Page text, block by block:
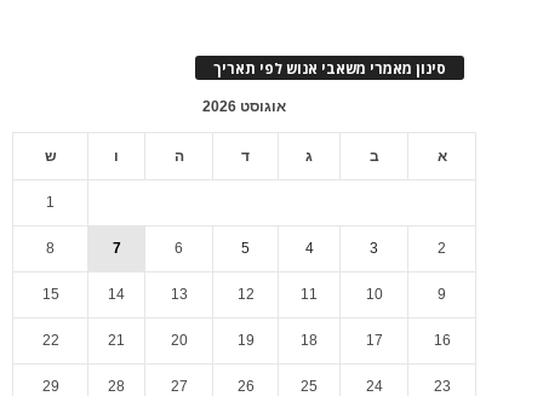
סינון מאמרי משאבי אנוש לפי תאריך
אוגוסט 2026
א ב ג ד ה ו ש
1
2
3
4
5
6
7
8
9
10
11
12
13
14
15
16
17
18
19
20
21
22
23
24
25
26
27
28
29